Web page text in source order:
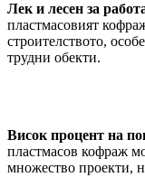
Лек и лесен за
пластмасовият
строителството,
трудни обекти.
Висок процент на
пластмасов кофраж
множество проекти,